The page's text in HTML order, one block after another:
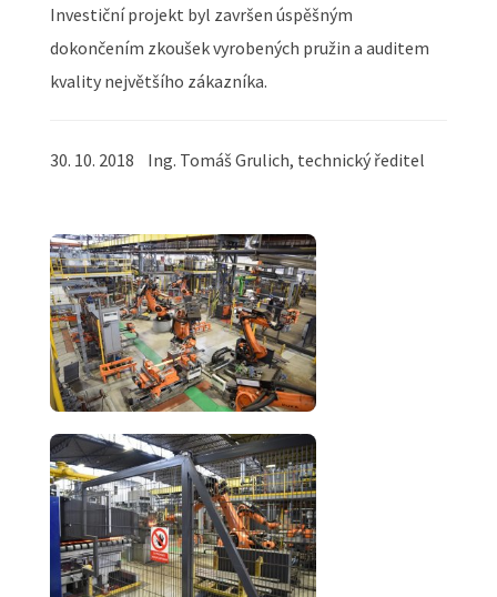
Investiční projekt byl završen úspěšným
dokončením zkoušek vyrobených pružin a auditem
kvality největšího zákazníka.
30. 10. 2018 Ing. Tomáš Grulich, technický ředitel